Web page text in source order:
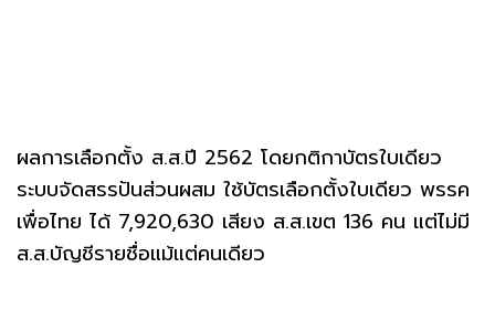
ผลการเลือกตั้ง ส.ส.ปี 2562 โดยกติกาบัตรใบเดียว
ระบบจัดสรรปันส่วนผสม ใช้บัตรเลือกตั้งใบเดียว พรรค
เพื่อไทย ได้ 7,920,630 เสียง ส.ส.เขต 136 คน แต่ไม่มี
ส.ส.บัญชีรายชื่อแม้แต่คนเดียว